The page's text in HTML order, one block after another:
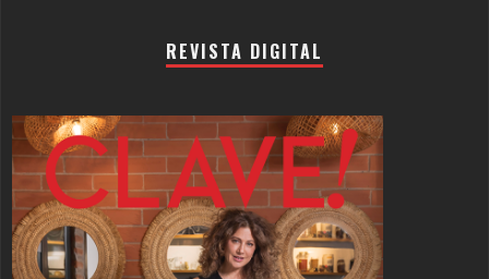
REVISTA DIGITAL